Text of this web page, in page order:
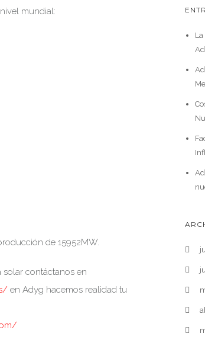
mundial:
de 15952MW.
solar contáctanos en
en Adyg hacemos realidad tu